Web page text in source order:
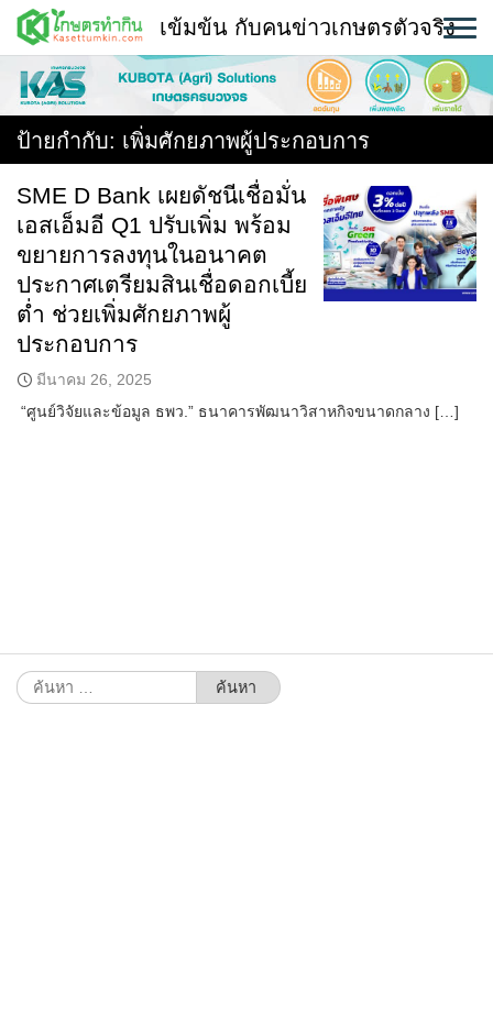
Skip
content
พืช
หน้าแรก
ใคร ทำอะไร ที่ไหน
สถานีข่าววันนี้
เข้มข้น กับคนข่าวเกษตรตัวจริง
ป้ายกำกับ: เพิ่มศักยภาพผู้ประกอบการ
SME D Bank เผยดัชนีเชื่อมั่น
เอสเอ็มอี Q1 ปรับเพิ่ม พร้อม
ขยายการลงทุนในอนาคต
ประกาศเตรียมสินเชื่อดอกเบี้ย
ต่ำ ช่วยเพิ่มศักยภาพผู้
ประกอบการ
มีนาคม 26, 2025
“ศูนย์วิจัยและข้อมูล ธพว.” ธนาคารพัฒนาวิสาหกิจขนาดกลาง […]
ค้นหา
สำหรับ: